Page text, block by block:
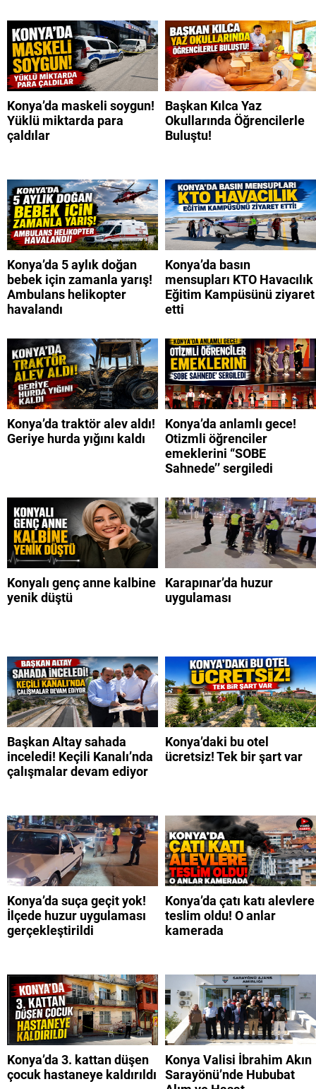
Konya’da maskeli soygun!
Yüklü miktarda para
çaldılar
Başkan Kılca Yaz
Okullarında Öğrencilerle
Buluştu!
Konya’da 5 aylık doğan
bebek için zamanla yarış!
Ambulans helikopter
havalandı
Konya’da basın
mensupları KTO Havacılık
Eğitim Kampüsünü ziyaret
etti
Konya’da traktör alev aldı!
Geriye hurda yığını kaldı
Konya’da anlamlı gece!
Otizmli öğrenciler
emeklerini “SOBE
Sahnede’’ sergiledi
Konyalı genç anne kalbine
yenik düştü
Karapınar’da huzur
uygulaması
Başkan Altay sahada
inceledi! Keçili Kanalı’nda
çalışmalar devam ediyor
Konya’daki bu otel
ücretsiz! Tek bir şart var
Konya’da suça geçit yok!
İlçede huzur uygulaması
gerçekleştirildi
Konya’da çatı katı alevlere
teslim oldu! O anlar
kamerada
Konya’da 3. kattan düşen
çocuk hastaneye kaldırıldı
Konya Valisi İbrahim Akın
Sarayönü’nde Hububat